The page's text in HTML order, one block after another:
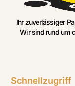
Ihr zuverlässiger
Wir sind rund um
Schnellzugriff